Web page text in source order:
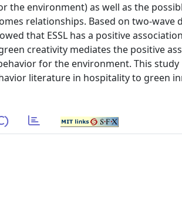
the environment) as well as the
relationships. Based on two-wave
that ESSL has a positive
creativity mediates the positive
for the environment. This study
literature in hospitality to green